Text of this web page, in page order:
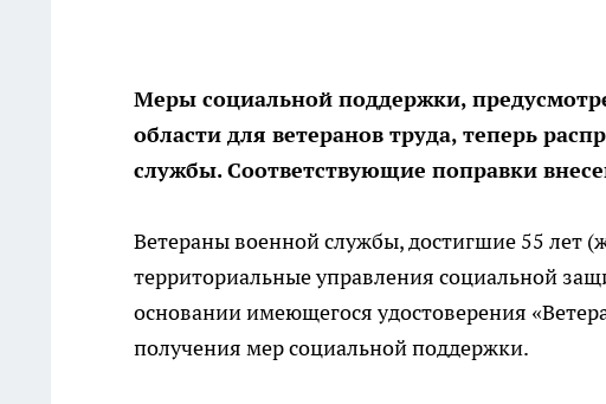
Меры социальной поддержки,
области для ветеранов труда, теперь
службы. Соответствующие поправки
Ветераны военной службы, достигшие 55 лет
территориальные управления социальной
основании имеющегося удостоверения
получения мер социальной поддержки.